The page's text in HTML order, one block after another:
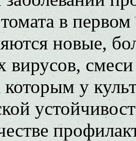
в
новые,
вирусов,
у